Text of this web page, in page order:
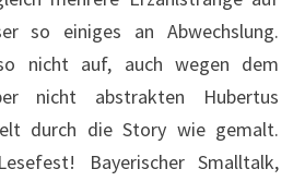
so einiges an Abwechslung.
nicht auf, auch wegen dem
nicht abstrakten Hubertus
durch die Story wie gemalt.
Bayerischer Smalltalk,